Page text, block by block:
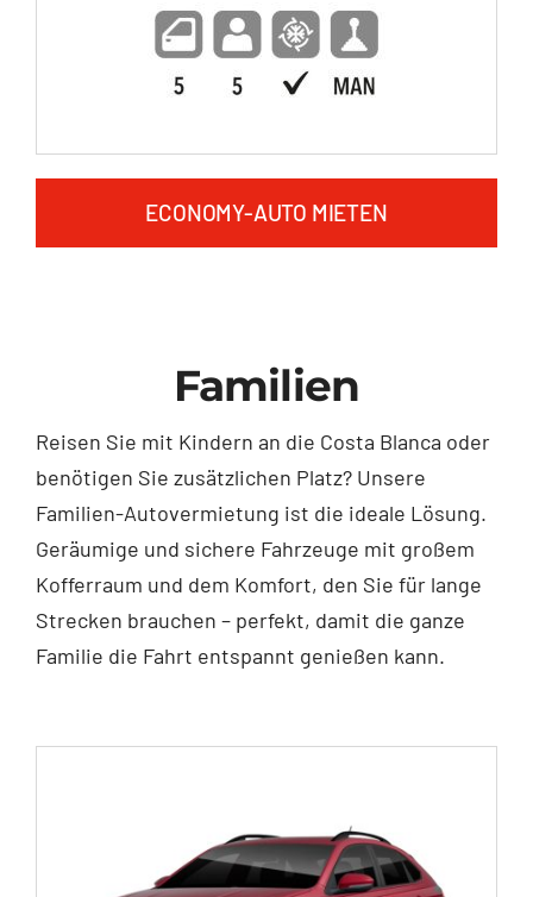
ECONOMY-AUTO MIETEN
Familien
Reisen Sie mit Kindern an die Costa Blanca oder
benötigen Sie zusätzlichen Platz? Unsere
Familien-Autovermietung ist die ideale Lösung.
Geräumige und sichere Fahrzeuge mit großem
Kofferraum und dem Komfort, den Sie für lange
Strecken brauchen – perfekt, damit die ganze
Familie die Fahrt entspannt genießen kann.